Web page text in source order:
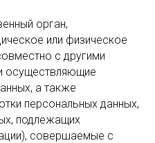
орган,
или физическое
с другими
осуществляющие
а также
персональных данных,
подлежащих
совершаемые с